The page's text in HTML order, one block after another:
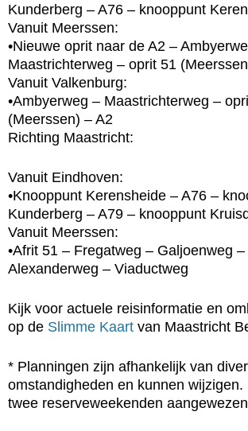
Kunderberg – A76 – knooppunt
Vanuit Meerssen:
•Nieuwe oprit naar de A2 –
Maastrichterweg – oprit 51
Vanuit Valkenburg:
•Ambyerweg – Maastrichterweg –
(Meerssen) – A2
Richting Maastricht:
Vanuit Eindhoven:
•Knooppunt Kerensheide – A76 –
Kunderberg – A79 – knooppunt
Vanuit Meerssen:
•Afrit 51 – Fregatweg – Galjoenweg
Alexanderweg – Viaductweg
Kijk voor actuele reisinformatie en
op de Slimme Kaart van Maastricht
* Planningen zijn afhankelijk van
omstandigheden en kunnen
twee reserveweekenden